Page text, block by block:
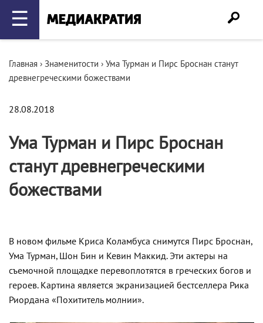
☰
Главная › Знаменитости › Ума Турман и Пирс Броснан станут
древнегреческими божествами
28.08.2018
Ума Турман и Пирс Броснан
станут древнегреческими
божествами
В новом фильме Криса Коламбуса снимутся Пирс Броснан,
Ума Турман, Шон Бин и Кевин Маккид. Эти актеры на
съемочной площадке перевоплотятся в греческих богов и
героев. Картина является экранизацией бестселлера Рика
Риордана «Похититель молнии».